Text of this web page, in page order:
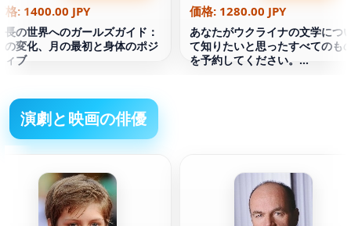
格: 1400.00 JPY
長の世界へのガールズガイド：
の変化、月の最初と身体のポジ
ィブ
価格: 1280.00 JPY
あなたがウクライナの文学につ
て知りたいと思ったすべてのも
を予約してください。
演劇と映画の俳優